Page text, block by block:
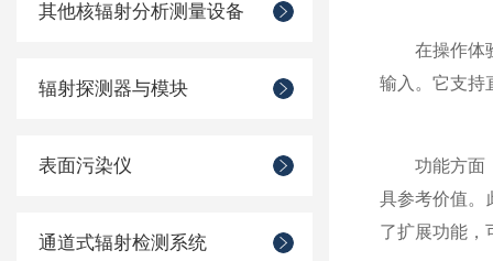
其他核辐射分析测量设备
辐射探测器与模块
表面污染仪
通道式辐射检测系统
在操作体验
输入。它支持
功能方面，
具参考价值。
了扩展功能，